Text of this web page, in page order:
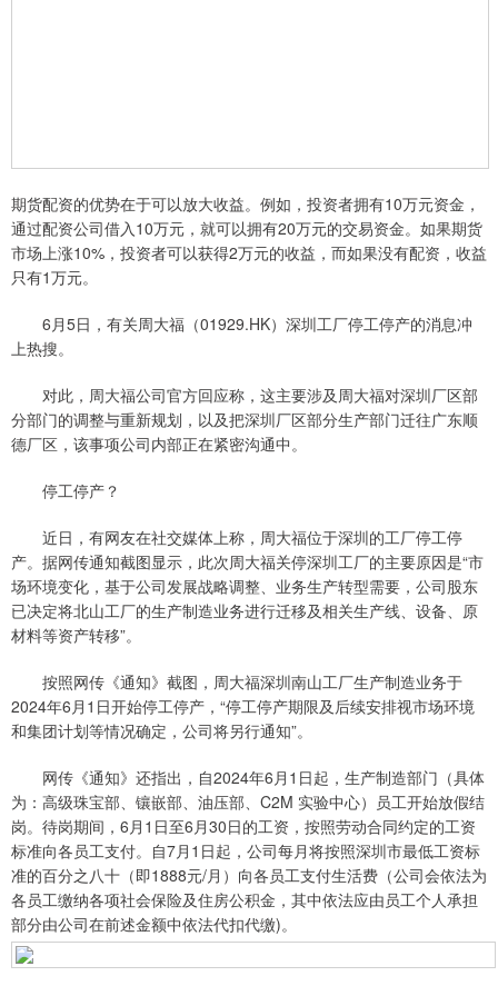
期货配资的优势在于可以放大收益。例如，投资者拥有10万元资金，
通过配资公司借入10万元，就可以拥有20万元的交易资金。如果期货
市场上涨10%，投资者可以获得2万元的收益，而如果没有配资，收益
只有1万元。
6月5日，有关周大福（01929.HK）深圳工厂停工停产的消息冲
上热搜。
对此，周大福公司官方回应称，这主要涉及周大福对深圳厂区部
分部门的调整与重新规划，以及把深圳厂区部分生产部门迁往广东顺
德厂区，该事项公司内部正在紧密沟通中。
停工停产？
近日，有网友在社交媒体上称，周大福位于深圳的工厂停工停
产。据网传通知截图显示，此次周大福关停深圳工厂的主要原因是“市
场环境变化，基于公司发展战略调整、业务生产转型需要，公司股东
已决定将北山工厂的生产制造业务进行迁移及相关生产线、设备、原
材料等资产转移”。
按照网传《通知》截图，周大福深圳南山工厂生产制造业务于
2024年6月1日开始停工停产，“停工停产期限及后续安排视市场环境
和集团计划等情况确定，公司将另行通知”。
网传《通知》还指出，自2024年6月1日起，生产制造部门（具体
为：高级珠宝部、镶嵌部、油压部、C2M 实验中心）员工开始放假结
岗。待岗期间，6月1日至6月30日的工资，按照劳动合同约定的工资
标准向各员工支付。自7月1日起，公司每月将按照深圳市最低工资标
准的百分之八十（即1888元/月）向各员工支付生活费（公司会依法为
各员工缴纳各项社会保险及住房公积金，其中依法应由员工个人承担
部分由公司在前述金额中依法代扣代缴)。